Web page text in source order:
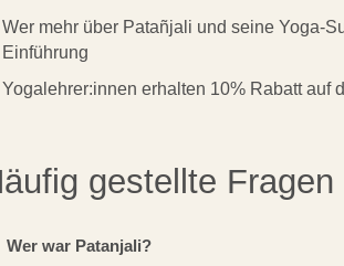
Wer mehr über Patañjali und seine Yoga-
Einführung
Yogalehrer:innen erhalten 10% Rabatt auf
gestellte
Wer war Patanjali?